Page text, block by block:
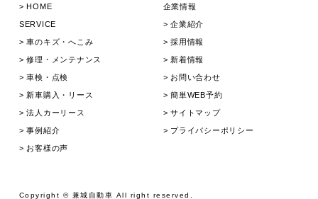
HOME
SERVICE
⾞のキズ・へこみ
修理・メンテナンス
⾞検・点検
新⾞購⼊・リース
法人カーリース
事例紹介
お客様の声
企業情報
企業紹介
採用情報
新着情報
お問い合わせ
簡単WEB予約
サイトマップ
プライバシーポリシー
Copyright © 兼城⾃動⾞ All right reserved.